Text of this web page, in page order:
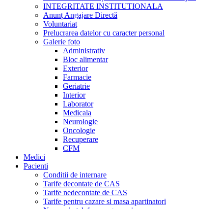
INTEGRITATE INSTITUTIONALA
Anunț Angajare Directă
Voluntariat
Prelucrarea datelor cu caracter personal
Galerie foto
Administrativ
Bloc alimentar
Exterior
Farmacie
Geriatrie
Interior
Laborator
Medicala
Neurologie
Oncologie
Recuperare
CFM
Medici
Pacienti
Conditii de internare
Tarife decontate de CAS
Tarife nedecontate de CAS
Tarife pentru cazare si masa apartinatori